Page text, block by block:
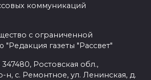
коммуникаций
с ограниченной
"Редакция газеты "Рассвет"
Ростовская обл.,
н, с. Ремонтное, ул. Ленинская, д.